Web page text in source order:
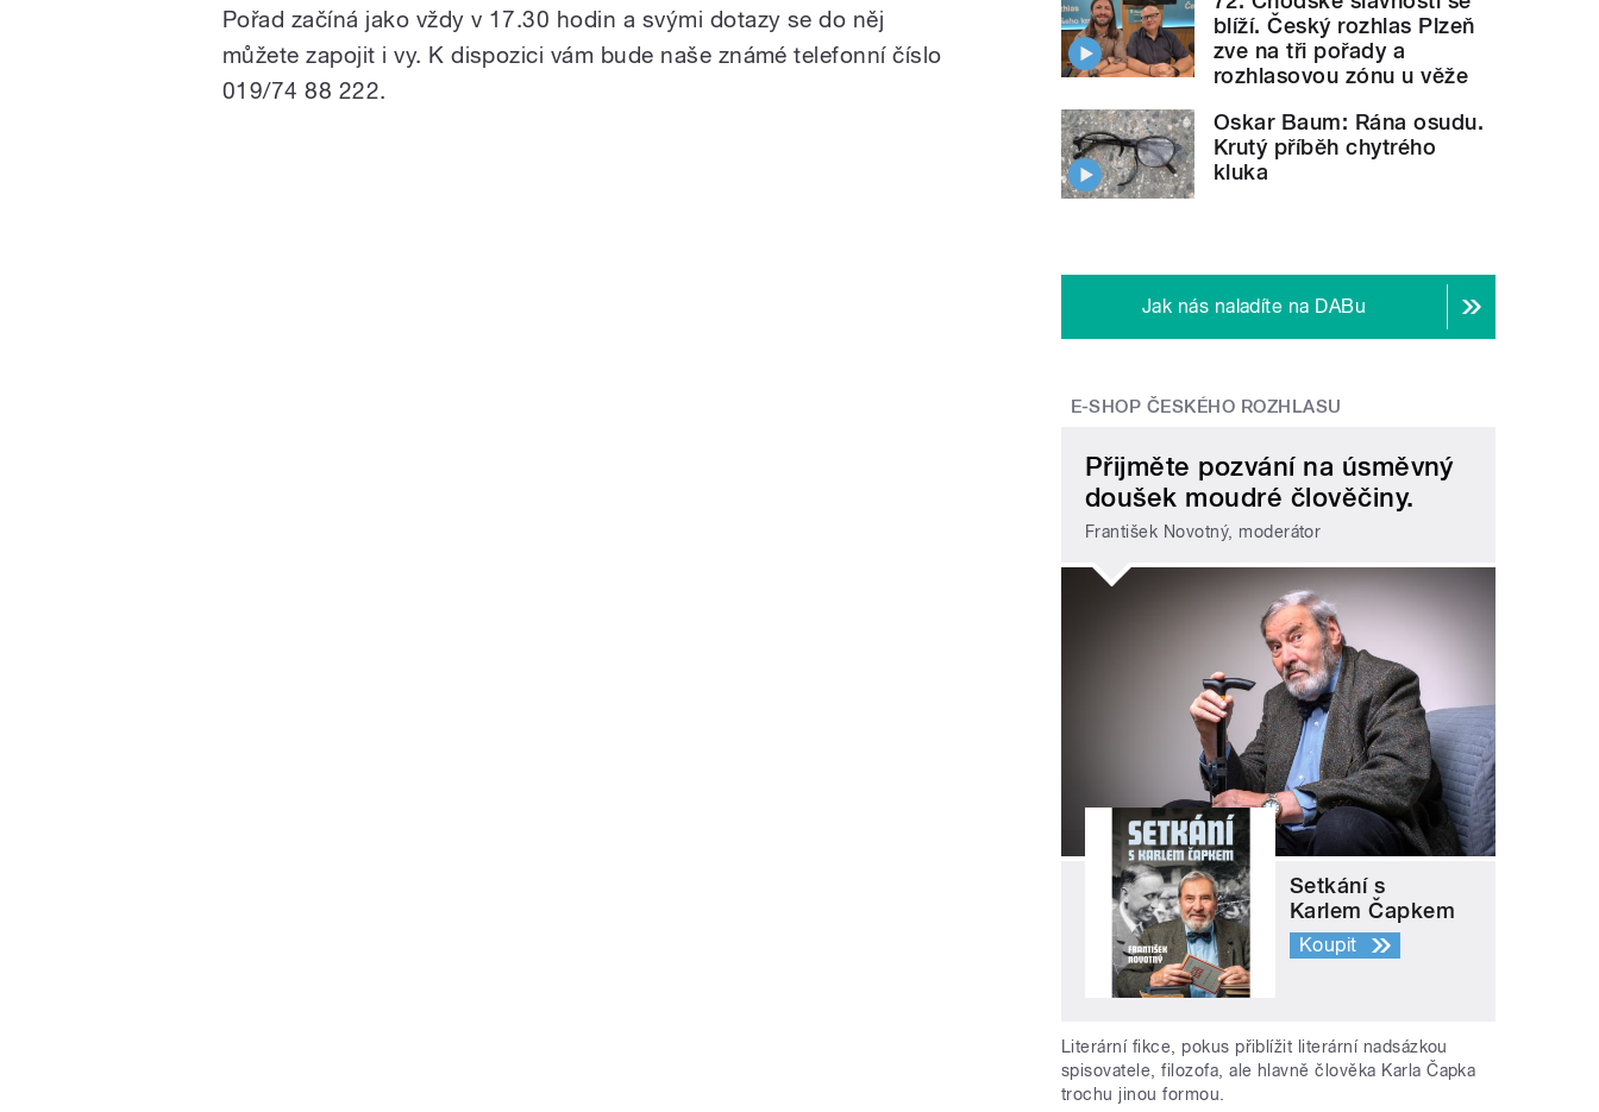
Pořad začíná jako vždy v 17.30 hodin a svými dotazy se do něj
můžete zapojit i vy. K dispozici vám bude naše známé telefonní číslo
019/74 88 222.
blíží. Český rozhlas Plzeň
zve na tři pořady a
rozhlasovou zónu u věže
Oskar Baum: Rána osudu.
Krutý příběh chytrého
kluka
Jak nás naladíte na DABu
E-SHOP ČESKÉHO ROZHLASU
Přijměte pozvání na úsměvný
doušek moudré člověčiny.
František Novotný, moderátor
Setkání s
Karlem Čapkem
Koupit
Literární fikce, pokus přiblížit literární nadsázkou
spisovatele, filozofa, ale hlavně člověka Karla Čapka
trochu jinou formou.